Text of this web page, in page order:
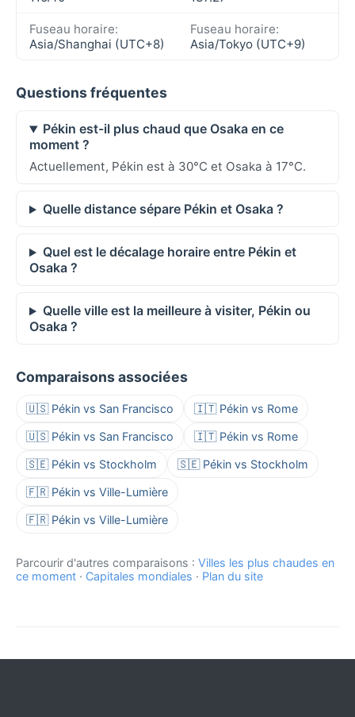
Fuseau horaire:
Asia/Shanghai (UTC+8)
Fuseau horaire:
Asia/Tokyo (UTC+9)
Questions fréquentes
Pékin est-il plus chaud que Osaka en ce
moment ?
Actuellement, Pékin est à 30°C et Osaka à 17°C.
Quelle distance sépare Pékin et Osaka ?
Quel est le décalage horaire entre Pékin et
Osaka ?
Quelle ville est la meilleure à visiter, Pékin ou
Osaka ?
Comparaisons associées
🇺🇸 Pékin vs San Francisco 🇮🇹 Pékin vs Rome
🇺🇸 Pékin vs San Francisco 🇮🇹 Pékin vs Rome
🇸🇪 Pékin vs Stockholm 🇸🇪 Pékin vs Stockholm
🇫🇷 Pékin vs Ville-Lumière
🇫🇷 Pékin vs Ville-Lumière
Parcourir d'autres comparaisons : Villes les plus chaudes en
ce moment · Capitales mondiales · Plan du site